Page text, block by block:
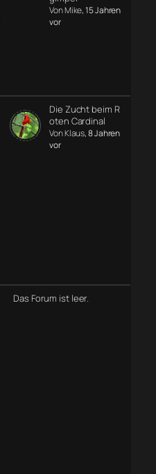
Von Mike, 15 Jahren
vor
Die Zucht beim R
oten Cardinal
Von Klaus, 8 Jahren
vor
Das Forum ist leer.